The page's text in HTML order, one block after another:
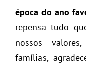
época do ano
repensa tudo
nossos
famílias,